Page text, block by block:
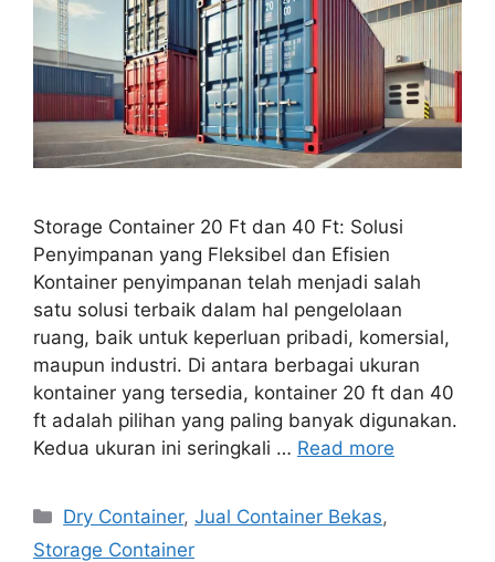
Storage Container 20 Ft dan 40 Ft: Solusi
Penyimpanan yang Fleksibel dan Efisien
Kontainer penyimpanan telah menjadi salah
satu solusi terbaik dalam hal pengelolaan
ruang, baik untuk keperluan pribadi, komersial,
maupun industri. Di antara berbagai ukuran
kontainer yang tersedia, kontainer 20 ft dan 40
ft adalah pilihan yang paling banyak digunakan.
Kedua ukuran ini seringkali … Read more
Categories
Dry Container,Jual Container Bekas,
Storage Container